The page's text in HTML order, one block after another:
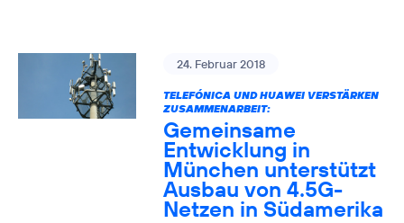
24. Februar 2018
TELEFÓNICA UND HUAWEI VERSTÄRKEN
ZUSAMMENARBEIT:
Gemeinsame
Entwicklung in
München unterstützt
Ausbau von 4.5G-
Netzen in Südamerika